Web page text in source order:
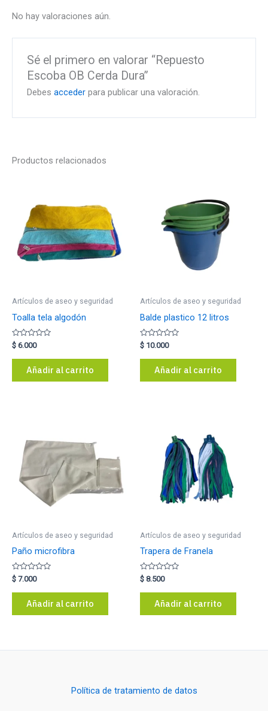
No hay valoraciones aún.
Sé el primero en valorar “Repuesto
Escoba OB Cerda Dura”
Debesacceder para publicar una valoración.
Productos relacionados
Artículos de aseo y seguridad
Toalla tela algodón
Valorado
con
0
$ 6.000
Añadir al carrito
Artículos de aseo y seguridad
Balde plastico 12 litros
Valorado
con
0
$ 10.000
Añadir al carrito
Artículos de aseo y seguridad
Paño microfibra
Valorado
con
0
$ 7.000
Añadir al carrito
Artículos de aseo y seguridad
Trapera de Franela
Valorado
con
0
$ 8.500
Añadir al carrito
Política de tratamiento de datos